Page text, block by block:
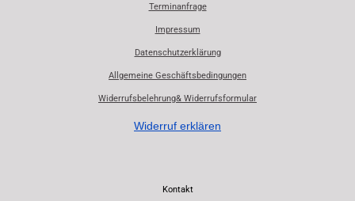
o
o
A
p
Terminanfrage
Impressum
Datenschutzerklärung
Allgemeine Geschäftsbedingungen
Widerrufsbelehrung& Widerrufsformular
Widerruf erklären
Kontakt